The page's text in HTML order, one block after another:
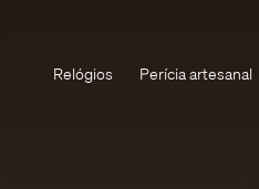
Relógios Perícia artesanal